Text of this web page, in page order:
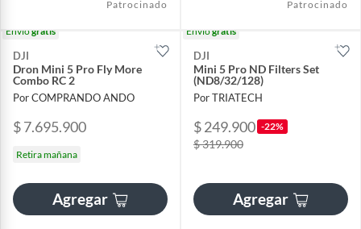
Patrocinado Patrocinado
Envíogratis
DJI
Dron Mini 5 Pro Fly More
Combo RC 2
Por COMPRANDO ANDO
$ 7.695.900
Retira mañana
Agregar
Envíogratis
DJI
Mini 5 Pro ND Filters Set
(ND8/32/128)
Por TRIATECH
$ 249.900 -22%
$ 319.900
Agregar